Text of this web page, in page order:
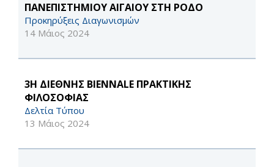
ΠΑΝΕΠΙΣΤΗΜΙΟΥ ΑΙΓΑΙΟΥ ΣΤΗ ΡΟΔΟ
Προκηρύξεις Διαγωνισμών
14 Μάιος 2024
3Η ΔΙΕΘΝΗΣ BIENNALE ΠΡΑΚΤΙΚΗΣ
ΦΙΛΟΣΟΦΙΑΣ
Δελτία Τύπου
13 Μάιος 2024